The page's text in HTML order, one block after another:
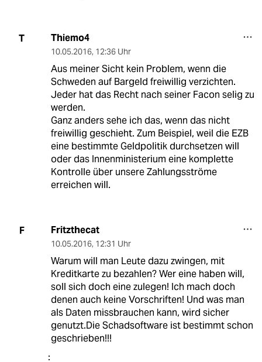
T Thiemo4
10.05.2016, 12:36 Uhr
Aus meiner Sicht kein Problem, wenn die
Schweden auf Bargeld freiwillig verzichten.
Jeder hat das Recht nach seiner Facon selig zu
werden.
Ganz anders sehe ich das, wenn das nicht
freiwillig geschieht. Zum Beispiel, weil die EZB
eine bestimmte Geldpolitik durchsetzen will
oder das Innenministerium eine komplette
Kontrolle über unsere Zahlungsströme
erreichen will.
F Fritzthecat
10.05.2016, 12:31 Uhr
Warum will man Leute dazu zwingen, mit
Kreditkarte zu bezahlen? Wer eine haben will,
soll sich doch eine zulegen! Ich mach doch
denen auch keine Vorschriften! Und was man
als Daten missbrauchen kann, wird sicher
genutzt.Die Schadsoftware ist bestimmt schon
geschrieben!!!